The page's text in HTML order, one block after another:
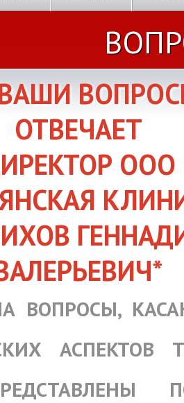
ОТВЕЧАЕТ
ООО
ВОПРОСЫ,
АСПЕКТОВ